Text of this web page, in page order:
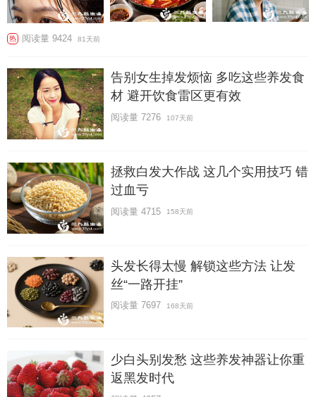
热 阅读量 9424 81天前
告别女生掉发烦恼 多吃这些养发食
材 避开饮食雷区更有效
阅读量 7276 107天前
拯救白发大作战 这几个实用技巧 错
过血亏
阅读量 4715 158天前
头发长得太慢 解锁这些方法 让发
丝“一路开挂”
阅读量 7697 168天前
少白头别发愁 这些养发神器让你重
返黑发时代